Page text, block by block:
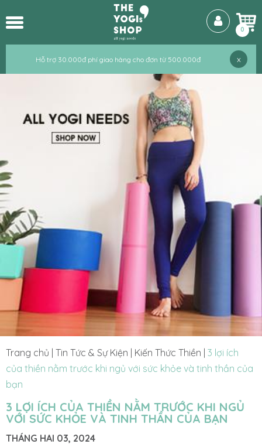
Hỗ trợ 30.000đ phí giao hàng cho đơn từ 500.000đ x
0
Trang chủ Tin Tức & Sự Kiện Kiến Thức Thiền 3 lợi ích
của thiền nằm trước khi ngủ với sức khỏe và tinh thần của
bạn
3 LỢI ÍCH CỦA THIỀN NẰM TRƯỚC KHI NGỦ
VỚI SỨC KHỎE VÀ TINH THẦN CỦA BẠN
THÁNG HAI 03, 2024